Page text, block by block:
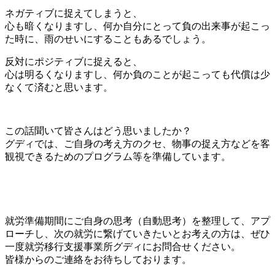
ネガティブに捉えてしまうと、
心も暗くなりますし、何か自分にとって負の出来事が起こっ
た時に、雨のせいにすることもあるでしょう。
反対にポジティブに捉えると、
心は明るくなりますし、何か負のことが起こっても代償は少
なくて済むと思います。
この話聞いて皆さんはどう思いましたか？
グディでは、ご自身の考え方のクセ、物事の捉え方などを客
観視できるためのプログラム等を準備しています。
就労準備期間にご自身の思考（自動思考）を整理して、アプ
ローチし、次の就労に繋げていきたいとお考えの方は、ぜひ
一度就労移行支援事業所グディにお問合せください。
皆様からのご連絡をお待ちしております。